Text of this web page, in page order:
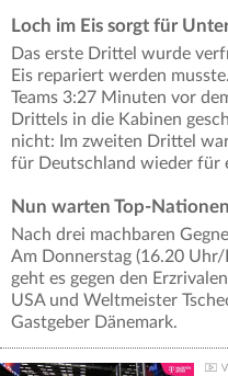
Loch im Eis sorgt für
Das erste Drittel wurde
Eis repariert werden
Teams 3:27 Minuten vor
Drittels in die Kabinen
nicht: Im zweiten Drittel
für Deutschland wieder für
Nun warten Top-Nationen
Nach drei machbaren
Am Donnerstag (16.20
geht es gegen den
USA und Weltmeister
Gastgeber Dänemark.